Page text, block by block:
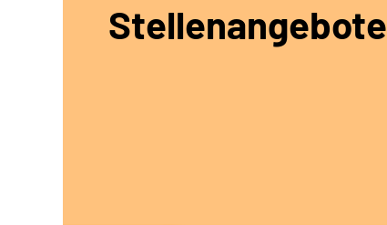
Stellenangebote